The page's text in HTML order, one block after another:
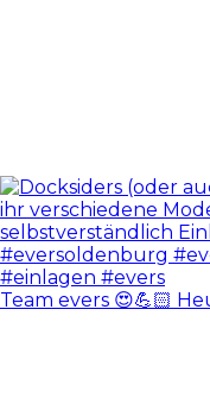
Team evers 😍💪🏻